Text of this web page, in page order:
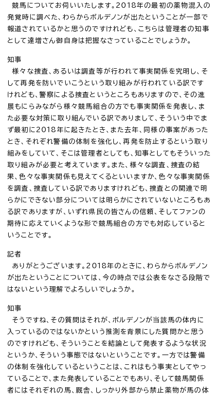
競馬についてお伺いいたします。2018年の最初の薬物混入の
発覚時に調べた、わらからボルデノンが出たということが一部で
報道されているかと思うのですけれども、こちらは管理者の知事
として達増さん御自身は把握なさっていることでしょうか。
知事
様々な捜査、あるいは調査等が行われて事実関係を究明し、そ
して再発を防いでいこうという取り組みが行われている訳です
けれども、警察による捜査というところもありますので、その進
展もにらみながら様々競馬組合の方でも事実関係を発表し、ま
た必要な対策に取り組んでいる訳でありまして、そういう中でま
ず最初に2018年に起きたとき、また去年、同様の事案があった
とき、それぞれ警備の体制を強化し、再発を防止するという取り
組みをしていて、そこは管理者としても、知事としてもそういった
取り組みが必要と考えています。また、様々な調査、捜査の結
果、色々な事実関係も見えてくるといいますか、色々な事実関係
を調査、捜査している訳でありますけれども、捜査との関連で明
らかにできない部分については明らかにされていないところもあ
る訳でありますが、いずれ県民の皆さんの信頼、そしてファンの
期待に応えていくような形で競馬組合の方でも対応していると
いうことです。
記者
ありがとうございます。2018年のときに、わらからボルデノン
が出たということについては、今の時点では公表をなさる段階で
はないという理解でよろしいでしょうか。
知事
そうですね、その質問はそれが、ボルデノンが当該馬の体内に
入っているのではないかという推測を背景にした質問かと思う
のですけれども、そういうことを結論として発表するような状況
というか、そういう事態ではないということです。一方では警備
の体制を強化しているということは、これはもう事実としてやっ
ていることで、また発表していることでもあり、そして競馬関係
者にはそれぞれの馬、厩舎、しっかり外部から禁止薬物が馬の体